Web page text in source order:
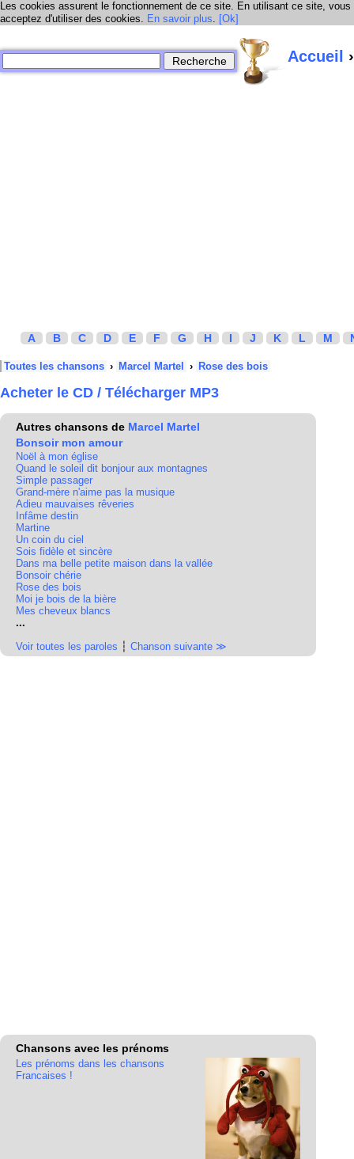
Les cookies assurent le fonctionnement de ce site. En utilisant ce site, vous
acceptez d'utiliser des cookies. En savoir plus. [Ok]
Accueil
A B C D E F G H I J K L M
Toutes les chansons › Marcel Martel › Rose des bois
Acheter le CD / Télécharger MP3
Autres chansons de Marcel Martel
Bonsoir mon amour
Noël à mon église
Quand le soleil dit bonjour aux montagnes
Simple passager
Grand-mère n'aime pas la musique
Adieu mauvaises rêveries
Infâme destin
Martine
Un coin du ciel
Sois fidèle et sincère
Dans ma belle petite maison dans la vallée
Bonsoir chérie
Rose des bois
Moi je bois de la bière
Mes cheveux blancs
...
Voir toutes les paroles ┆ Chanson suivante ≫
Chansons avec les prénoms
Les prénoms dans les chansons
Francaises !